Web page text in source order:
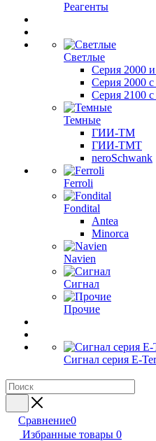
Реагенты
Светлые
Серия 2000
Серия 2000
Серия 2100
Темные
ГИИ-ТМ
ГИИ-ТМТ
neroSchwank
Ferroli
Fondital
Antea
Minorca
Navien
Сигнал
Прочие
Сигнал серия E-
Сравнение0
Избранные товары 0